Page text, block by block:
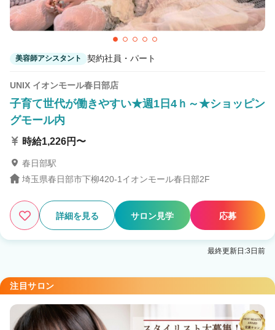
美容師アシスタント 契約社員・パート
UNIX イオンモール春日部店
子育て世代が働きやすい★週1日4ｈ～★ショッピン
グモール内
時給1,226円〜
春日部駅
埼玉県春日部市下柳420-1イオンモール春日部2F
詳細を見る サロン見学 応募
最終更新日:3日前
注目サロン